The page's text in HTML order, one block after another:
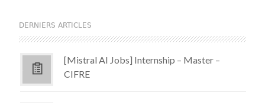
DERNIERS ARTICLES
[Mistral AI Jobs] Internship – Master –
CIFRE